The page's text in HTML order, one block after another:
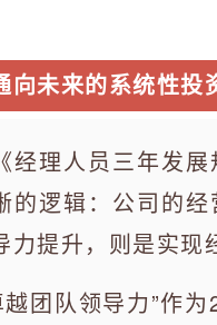
向未来的系统性投
经理人员三年发
的逻辑：公司的
力提升，则是实现
越团队领导力”作